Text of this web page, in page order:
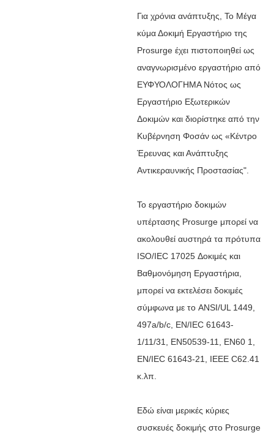
Για χρόνια ανάπτυξης, Το Μέγα
κύμα Δοκιμή Εργαστήριο της
Prosurge έχει πιστοποιηθεί ως
αναγνωρισμένο εργαστήριο από
ΕΥΦΥΟΛΟΓΗΜΑ Νότος ως
Εργαστήριο Εξωτερικών
Δοκιμών και διορίστηκε από την
Κυβέρνηση Φοσάν ως «Κέντρο
Έρευνας και Ανάπτυξης
Αντικεραυνικής Προστασίας".
Το εργαστήριο δοκιμών
υπέρτασης Prosurge μπορεί να
ακολουθεί αυστηρά τα πρότυπα
ISO/IEC 17025 Δοκιμές και
Βαθμονόμηση Εργαστήρια,
μπορεί να εκτελέσει δοκιμές
σύμφωνα με το ANSI/UL 1449,
497a/b/c, EN/IEC 61643-
1/11/31, EN50539-11, EN60 1,
EN/IEC 61643-21, IEEE C62.41
κ.λπ.
Εδώ είναι μερικές κύριες
συσκευές δοκιμής στο Prosurge